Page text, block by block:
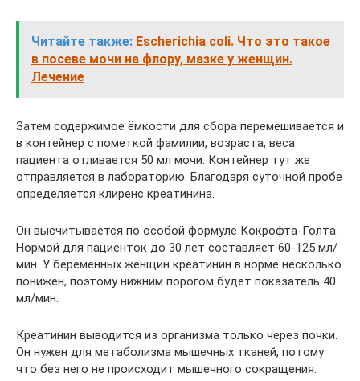
Читайте также: Escherichia coli. Что это такое
в посеве мочи на флору, мазке у женщин.
Лечение
Затем содержимое ёмкости для сбора перемешивается и
в контейнер с пометкой фамилии, возраста, веса
пациента отливается 50 мл мочи. Контейнер тут же
отправляется в лабораторию. Благодаря суточной пробе
определяется клиренс креатинина.
Он высчитывается по особой формуле Кокрофта-Голта.
Нормой для пациенток до 30 лет составляет 60-125 мл/
мин. У беременных женщин креатинин в норме несколько
понижен, поэтому нижним порогом будет показатель 40
мл/мин.
Креатинин выводится из организма только через почки.
Он нужен для метаболизма мышечных тканей, потому
что без него не происходит мышечного сокращения.